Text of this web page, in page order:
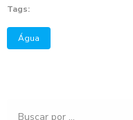
Tags:
Água